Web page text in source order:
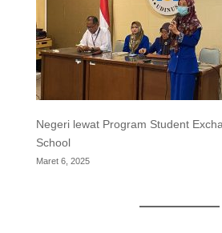
Negeri lewat Program Student
School
Maret 6, 2025